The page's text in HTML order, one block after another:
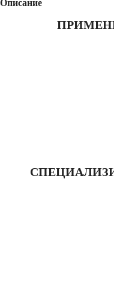
Описание